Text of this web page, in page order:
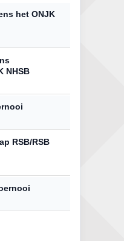
het ONJK
NHSB
RSB/RSB